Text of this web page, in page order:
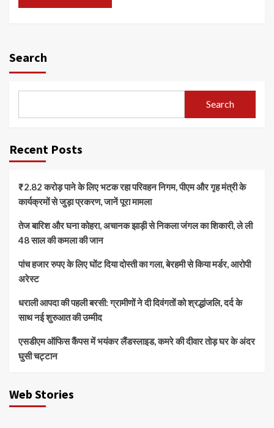
Search
Search
Recent Posts
₹2.82 करोड़ पाने के लिए भटक रहा परिवहन निगम, पीएम और गृह मंत्री के
कार्यक्रमों से जुड़ा प्रकरण, जानें पूरा मामला
तेज बारिश और घना कोहरा, अचानक झाड़ी से निकला जंगल का शिकारी, ले ली
48 साल की कमला की जान
पांच हजार रुपए के लिए घोंट दिया दोस्ती का गला, बेरहमी से किया मर्डर, आरोपी
अरेस्ट
धराली आपदा की पहली बरसी: ग्रामीणों ने दी दिवंगतों को श्रद्धांजलि, दर्द के
साथ नई शुरुआत की उम्मीद
एसडीएम ऑफिस कैंपस में भयंकर लैंडस्लाइड, कमरे की दीवार तोड़ घर के अंदर
घुसी चट्टान
Web Stories